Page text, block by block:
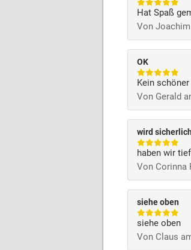
Hat Spaß
Von
OK
Kein schöner
Von Gerald
wird
haben wir
Von Corinna
siehe oben
siehe oben
Von Claus